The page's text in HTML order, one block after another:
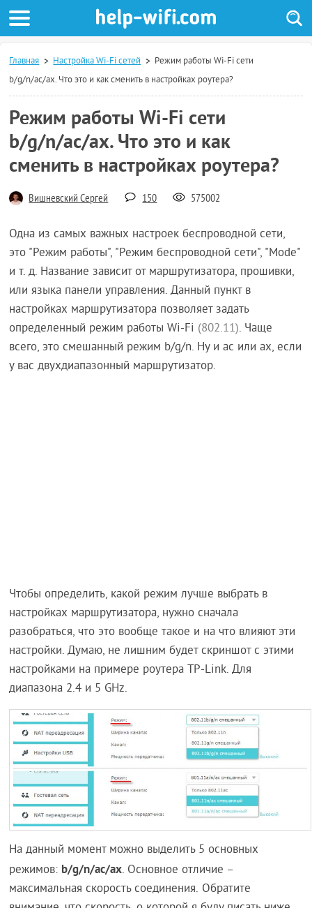
Главная Настройка Wi-Fi сетей
Режим работы Wi-Fi сети
b/g/n/ac/ax. Что это и как сменить в настройках роутера?
Режим работы Wi-Fi сети
b/g/n/ac/ax. Что это и как
сменить в настройках роутера?
Вишневский Сергей 150 575002
Одна из самых важных настроек беспроводной сети,
это "Режим работы", "Режим беспроводной сети", "Mode"
и т. д. Название зависит от маршрутизатора, прошивки,
или языка панели управления. Данный пункт в
настройках маршрутизатора позволяет задать
определенный режим работы Wi-Fi (802.11). Чаще
всего, это смешанный режим b/g/n. Ну и ac или ax, если
у вас двухдиапазонный маршрутизатор.
Чтобы определить, какой режим лучше выбрать в
настройках маршрутизатора, нужно сначала
разобраться, что это вообще такое и на что влияют эти
настройки. Думаю, не лишним будет скриншот с этими
настройками на примере роутера TP-Link. Для
диапазона 2.4 и 5 GHz.
На данный момент можно выделить 5 основных
режимов: b/g/n/ac/ax. Основное отличие –
максимальная скорость соединения. Обратите